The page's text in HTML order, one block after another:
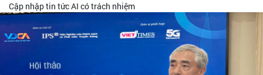
Cập nhập tin tức AI có trách nhiệm